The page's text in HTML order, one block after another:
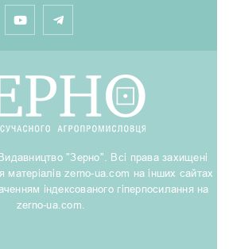
"Зерно". Всі права захищені
матеріалів zerno-ua.com на інших сайтах
індексованого гіперпосилання на
zerno-ua.com.